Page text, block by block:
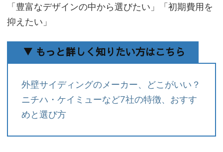
「豊富なデザインの中から選びたい」「初期費用を
抑えたい」
▼ もっと詳しく知りたい方はこちら
外壁サイディングのメーカー、どこがいい？
ニチハ・ケイミューなど7社の特徴、おすす
めと選び方